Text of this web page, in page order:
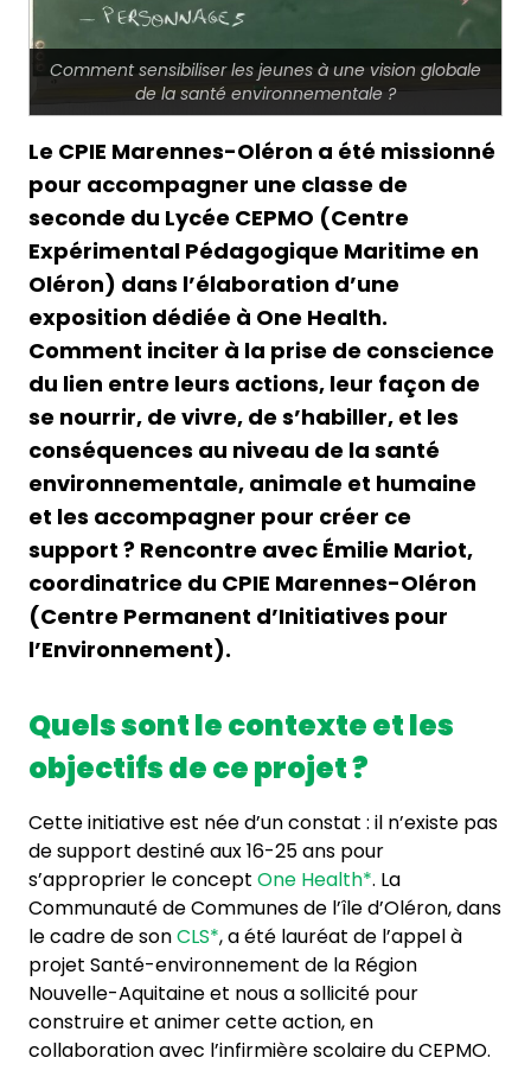
Comment sensibiliser les jeunes à une vision globale
de la santé environnementale ?
Le CPIE Marennes-Oléron a été missionné
pour accompagner une classe de
seconde du Lycée CEPMO (Centre
Expérimental Pédagogique Maritime en
Oléron) dans l’élaboration d’une
exposition dédiée à One Health.
Comment inciter à la prise de conscience
du lien entre leurs actions, leur façon de
se nourrir, de vivre, de s’habiller, et les
conséquences au niveau de la santé
environnementale, animale et humaine
et les accompagner pour créer ce
support ? Rencontre avec Émilie Mariot,
coordinatrice du CPIE Marennes-Oléron
(Centre Permanent d’Initiatives pour
l’Environnement).
Quels sont le contexte et les
objectifs de ce projet ?
Cette initiative est née d’un constat : il n’existe pas
de support destiné aux 16-25 ans pour
s’approprier le concept One Health*. La
Communauté de Communes de l’île d’Oléron, dans
le cadre de sonCLS*, a été lauréat de l’appel à
projet Santé-environnement de la Région
Nouvelle-Aquitaine et nous a sollicité pour
construire et animer cette action, en
collaboration avec l’infirmière scolaire du CEPMO.